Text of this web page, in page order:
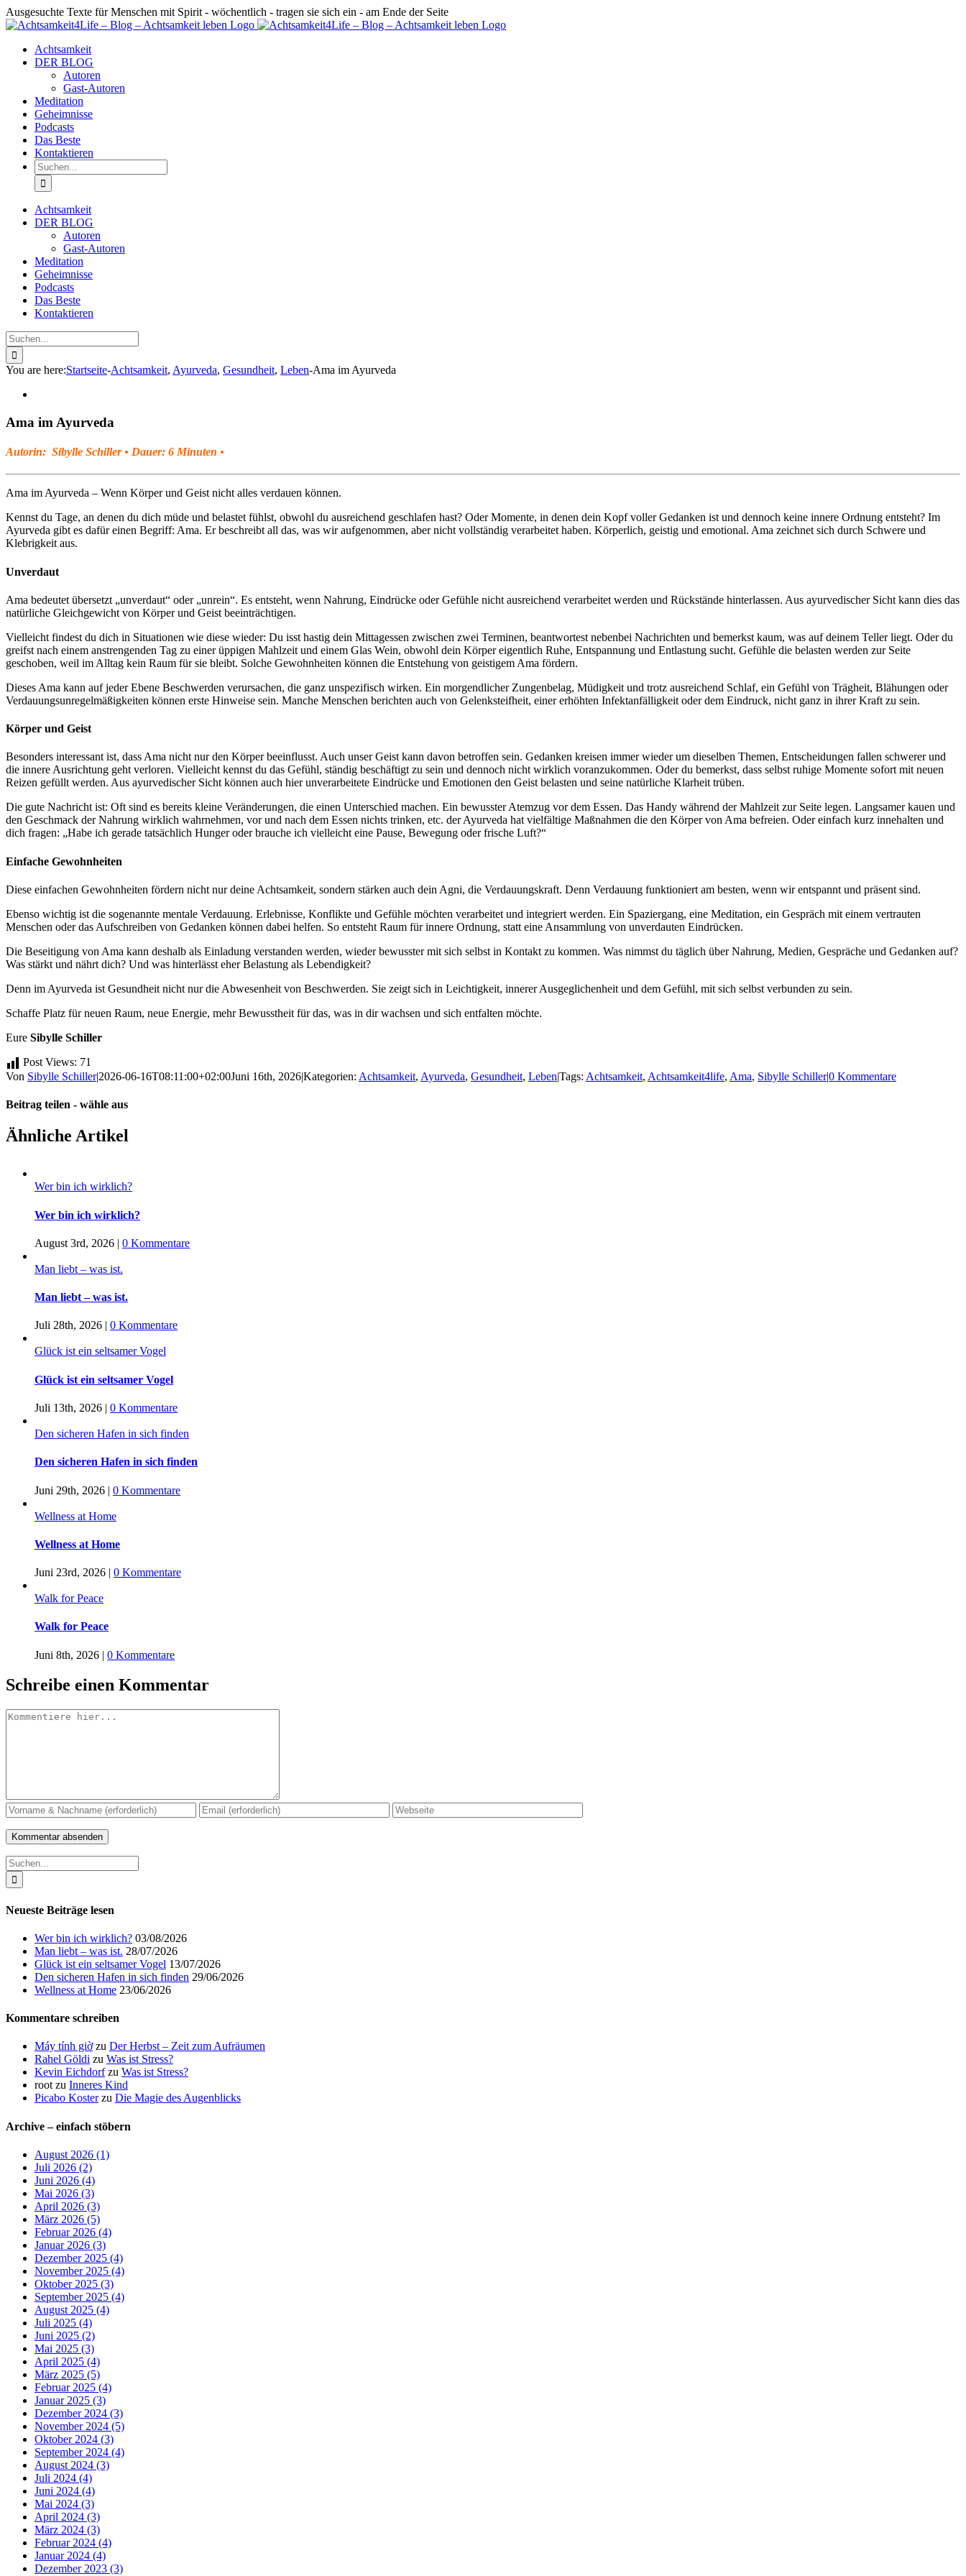
Zum
Inhalt
Ausgesuchte Texte für Menschen mit Spirit - wöchentlich - tragen sie sich ein - am Ende der Seite
Achtsamkeit
DER BLOG
Autoren
Gast-Autoren
Meditation
Geheimnisse
Podcasts
Das Beste
Kontaktieren
Suche
nach:
Achtsamkeit
DER BLOG
Autoren
Gast-Autoren
Meditation
Geheimnisse
Podcasts
Das Beste
Kontaktieren
Suche
nach:
You are here:Startseite-Achtsamkeit, Ayurveda, Gesundheit, Leben-Ama im Ayurveda
Bild
Ama im Ayurveda
Autorin: Sibylle Schiller• Dauer: 6 Minuten •
Ama im Ayurveda – Wenn Körper und Geist nicht alles verdauen können.
Kennst du Tage, an denen du dich müde und belastet fühlst, obwohl du ausreichend geschlafen hast? Oder Momente, in denen dein Kopf voller Gedanken ist und dennoch keine innere Ordnung entsteht? Im
Ayurveda gibt es dafür einen Begriff: Ama. Er beschreibt all das, was wir aufgenommen, aber nicht vollständig verarbeitet haben. Körperlich, geistig und emotional. Ama zeichnet sich durch Schwere und
Klebrigkeit aus.
Unverdaut
Ama bedeutet übersetzt „unverdaut“ oder „unrein“. Es entsteht, wenn Nahrung, Eindrücke oder Gefühle nicht ausreichend verarbeitet werden und Rückstände hinterlassen. Aus ayurvedischer Sicht kann dies das
natürliche Gleichgewicht von Körper und Geist beeinträchtigen.
Vielleicht findest du dich in Situationen wie diese wieder: Du isst hastig dein Mittagessen zwischen zwei Terminen, beantwortest nebenbei Nachrichten und bemerkst kaum, was auf deinem Teller liegt. Oder du
greifst nach einem anstrengenden Tag zu einer üppigen Mahlzeit und einem Glas Wein, obwohl dein Körper eigentlich Ruhe, Entspannung und Entlastung sucht. Gefühle die belasten werden zur Seite
geschoben, weil im Alltag kein Raum für sie bleibt. Solche Gewohnheiten können die Entstehung von geistigem Ama fördern.
Dieses Ama kann auf jeder Ebene Beschwerden verursachen, die ganz unspezifisch wirken. Ein morgendlicher Zungenbelag, Müdigkeit und trotz ausreichend Schlaf, ein Gefühl von Trägheit, Blähungen oder
Verdauungsunregelmäßigkeiten können erste Hinweise sein. Manche Menschen berichten auch von Gelenksteifheit, einer erhöhten Infektanfälligkeit oder dem Eindruck, nicht ganz in ihrer Kraft zu sein.
Körper und Geist
Besonders interessant ist, dass Ama nicht nur den Körper beeinflusst. Auch unser Geist kann davon betroffen sein. Gedanken kreisen immer wieder um dieselben Themen, Entscheidungen fallen schwerer und
die innere Ausrichtung geht verloren. Vielleicht kennst du das Gefühl, ständig beschäftigt zu sein und dennoch nicht wirklich voranzukommen. Oder du bemerkst, dass selbst ruhige Momente sofort mit neuen
Reizen gefüllt werden. Aus ayurvedischer Sicht können auch hier unverarbeitete Eindrücke und Emotionen den Geist belasten und seine natürliche Klarheit trüben.
Die gute Nachricht ist: Oft sind es bereits kleine Veränderungen, die einen Unterschied machen. Ein bewusster Atemzug vor dem Essen. Das Handy während der Mahlzeit zur Seite legen. Langsamer kauen und
den Geschmack der Nahrung wirklich wahrnehmen, vor und nach dem Essen nichts trinken, etc. der Ayurveda hat vielfältige Maßnahmen die den Körper von Ama befreien. Oder einfach kurz innehalten und
dich fragen: „Habe ich gerade tatsächlich Hunger oder brauche ich vielleicht eine Pause, Bewegung oder frische Luft?“
Einfache Gewohnheiten
Diese einfachen Gewohnheiten fördern nicht nur deine Achtsamkeit, sondern stärken auch dein Agni, die Verdauungskraft. Denn Verdauung funktioniert am besten, wenn wir entspannt und präsent sind.
Ebenso wichtig ist die sogenannte mentale Verdauung. Erlebnisse, Konflikte und Gefühle möchten verarbeitet und integriert werden. Ein Spaziergang, eine Meditation, ein Gespräch mit einem vertrauten
Menschen oder das Aufschreiben von Gedanken können dabei helfen. So entsteht Raum für innere Ordnung, statt eine Ansammlung von unverdauten Eindrücken.
Die Beseitigung von Ama kann deshalb als Einladung verstanden werden, wieder bewusster mit sich selbst in Kontakt zu kommen. Was nimmst du täglich über Nahrung, Medien, Gespräche und Gedanken auf?
Was stärkt und nährt dich? Und was hinterlässt eher Belastung als Lebendigkeit?
Denn im Ayurveda ist Gesundheit nicht nur die Abwesenheit von Beschwerden. Sie zeigt sich in Leichtigkeit, innerer Ausgeglichenheit und dem Gefühl, mit sich selbst verbunden zu sein.
Schaffe Platz für neuen Raum, neue Energie, mehr Bewusstheit für das, was in dir wachsen und sich entfalten möchte.
Eure Sibylle Schiller
Post Views: 71
Von Sibylle Schiller|2026-06-16T08:11:00+02:00Juni 16th, 2026|Kategorien: Achtsamkeit, Ayurveda, Gesundheit, Leben|Tags: Achtsamkeit, Achtsamkeit4life, Ama, Sibylle Schiller|0 Kommentare
Beitrag teilen - wähle aus
Facebook
Twitter
LinkedIn
Tumblr
Pinterest
Vk
E-
Mail
Ähnliche Artikel
Wer bin ich wirklich?
Wer bin ich wirklich?
August 3rd, 2026 | 0 Kommentare
Man liebt – was ist.
Man liebt – was ist.
Juli 28th, 2026 | 0 Kommentare
Glück ist ein seltsamer Vogel
Glück ist ein seltsamer Vogel
Juli 13th, 2026 | 0 Kommentare
Den sicheren Hafen in sich finden
Den sicheren Hafen in sich finden
Juni 29th, 2026 | 0 Kommentare
Wellness at Home
Wellness at Home
Juni 23rd, 2026 | 0 Kommentare
Walk for Peace
Walk for Peace
Juni 8th, 2026 | 0 Kommentare
Schreibe einen Kommentar
Kommentar
Suche
nach:
Neueste Beiträge lesen
Wer bin ich wirklich? 03/08/2026
Man liebt – was ist. 28/07/2026
Glück ist ein seltsamer Vogel 13/07/2026
Den sicheren Hafen in sich finden 29/06/2026
Wellness at Home 23/06/2026
Kommentare schreiben
Máy tính giờzu Der Herbst – Zeit zum Aufräumen
Rahel Göldi zu Was ist Stress?
Kevin Eichdorfzu Was ist Stress?
rootzu Inneres Kind
Picabo Kosterzu Die Magie des Augenblicks
Archive – einfach stöbern
August 2026 (1)
Juli 2026 (2)
Juni 2026 (4)
Mai 2026 (3)
April 2026 (3)
März 2026 (5)
Februar 2026 (4)
Januar 2026 (3)
Dezember 2025 (4)
November 2025 (4)
Oktober 2025 (3)
September 2025 (4)
August 2025 (4)
Juli 2025 (4)
Juni 2025 (2)
Mai 2025 (3)
April 2025 (4)
März 2025 (5)
Februar 2025 (4)
Januar 2025 (3)
Dezember 2024 (3)
November 2024 (5)
Oktober 2024 (3)
September 2024 (4)
August 2024 (3)
Juli 2024 (4)
Juni 2024 (4)
Mai 2024 (3)
April 2024 (3)
März 2024 (3)
Februar 2024 (4)
Januar 2024 (4)
Dezember 2023 (3)